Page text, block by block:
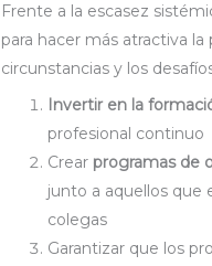
Frente a la escasez
para hacer más atractiva
circunstancias y los
Invertir en la
profesional continuo
Crear programas de
junto a aquellos que
colegas
Garantizar que los